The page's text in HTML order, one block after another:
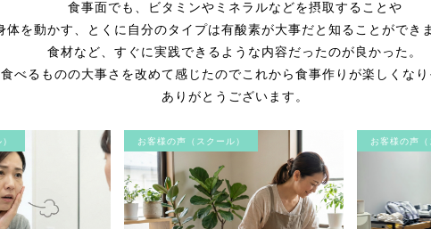
食事面でも、ビタミンやミネラルなどを摂取することや
体を動かす、とくに自分のタイプは有酸素が大事だと知ることができ
食材など、すぐに実践できるような内容だったのが良かった。
べるものの大事さを改めて感じたのでこれから食事作りが楽しくなり
ありがとうございます。
お客様の声（スクール） お客様の声（